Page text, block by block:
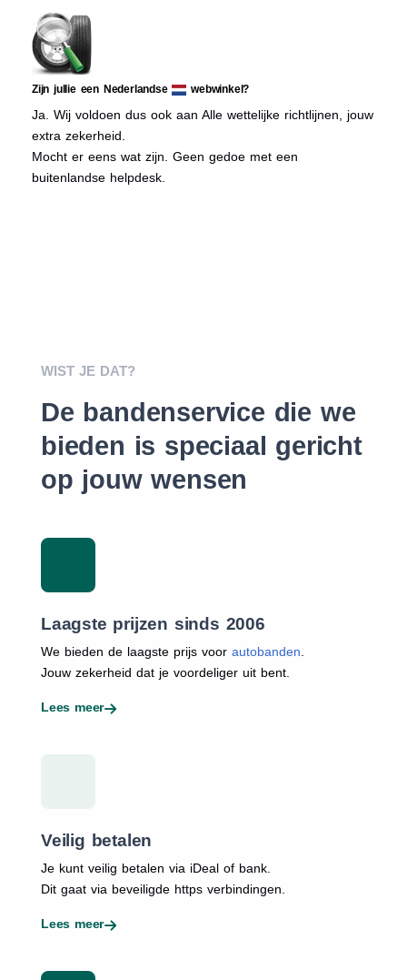
Zijn jullie een Nederlandse webwinkel?
Ja. Wij voldoen dus ook aan Alle wettelijke richtlijnen, jouw
extra zekerheid.
Mocht er eens wat zijn. Geen gedoe met een
buitenlandse helpdesk.
WIST JE DAT?
De bandenservice die we
bieden is speciaal gericht
op jouw wensen
Laagste prijzen sinds 2006
We bieden de laagste prijs voor autobanden
Jouw zekerheid dat je voordeliger uit bent.
Lees meer
Veilig betalen
Je kunt veilig betalen via iDeal of bank.
Dit gaat via beveiligde https verbindingen.
Lees meer